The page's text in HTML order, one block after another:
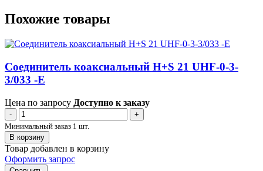
Похожие товары
Соединитель коаксиальный H+S 21 UHF-0-3-
3/033 -E
Цена по запросу Доступно к заказу
-
+
Минимальный заказ 1 шт.
В корзину
Товар добавлен в корзину
Оформить запрос